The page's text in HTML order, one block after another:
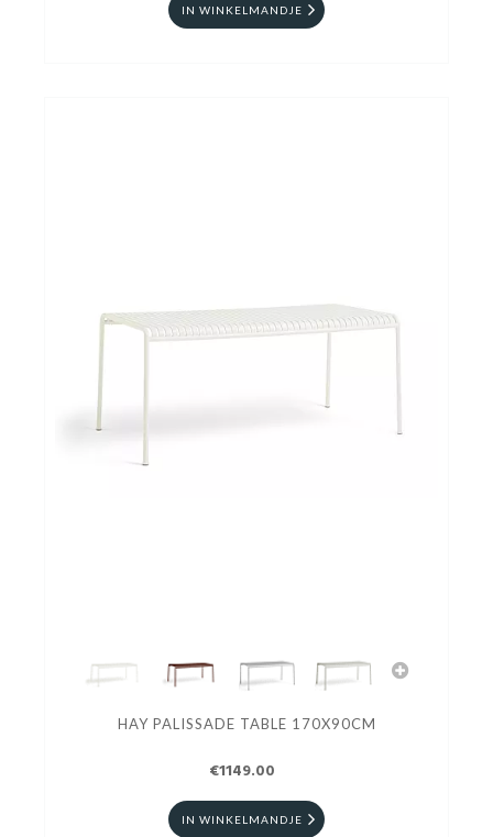
IN WINKELMANDJE
HAY PALISSADE TABLE 170X90CM
€1149.00
IN WINKELMANDJE